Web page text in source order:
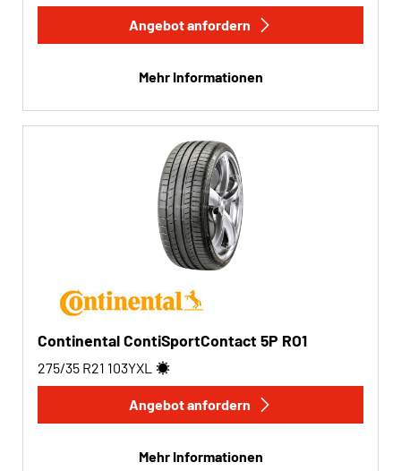
Angebot anfordern
Mehr Informationen
Continental ContiSportContact 5P RO1
275/35 R21 103YXL
Angebot anfordern
Mehr Informationen